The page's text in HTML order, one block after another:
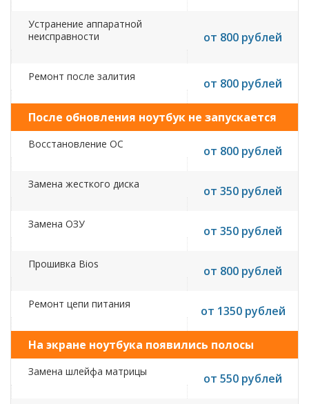
Устранение аппаратной
неисправности
от 800 рублей
Ремонт после залития от 800 рублей
После обновления ноутбук не запускается
Восстановление ОС от 800 рублей
Замена жесткого диска от 350 рублей
Замена ОЗУ от 350 рублей
Прошивка Bios от 800 рублей
Ремонт цепи питания от 1350 рублей
На экране ноутбука появились полосы
Замена шлейфа матрицы от 550 рублей